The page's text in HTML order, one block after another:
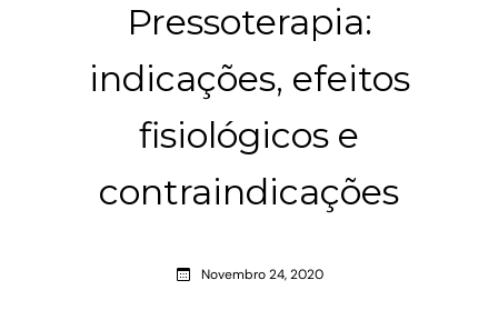
Pressoterapia:
indicações, efeitos
fisiológicos e
contraindicações
Novembro 24, 2020